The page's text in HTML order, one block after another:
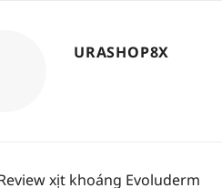
URASHOP8X
xịt khoáng Evoluderm